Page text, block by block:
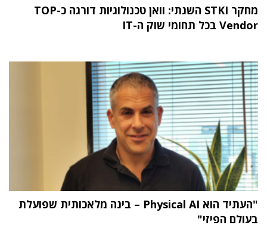
מחקר STKI השנתי: וואן טכנולוגיות דורגה כ-TOP
Vendor בכל תחומי שוק ה-IT
"העתיד הוא Physical AI – בינה מלאכותית שפועלת
בעולם הפיזי"